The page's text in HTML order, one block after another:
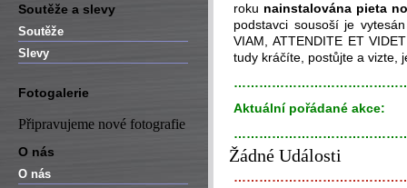
Soutěže a slevy
Soutěže
Slevy
Fotogalerie
Připravujeme nové fotografie
O nás
O nás
roku nainstalována pieta
podstavci sousoší je
VIAM, ATTENDITE ET
tudy kráčíte, postůjte a vizte,
Aktuální pořádané akce:
Žádné Události